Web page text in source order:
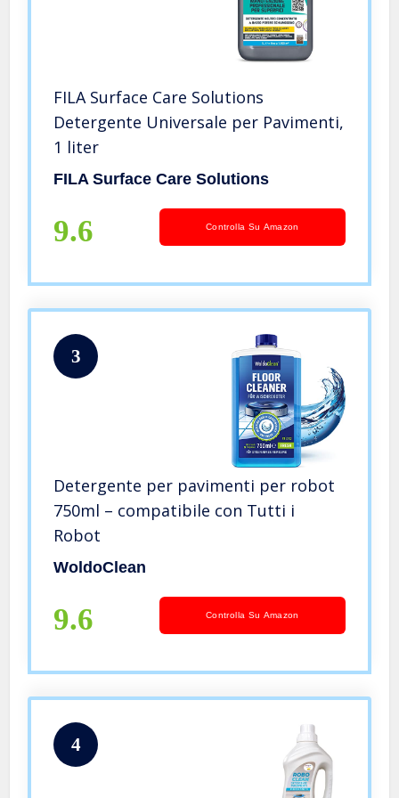
FILA Surface Care Solutions
Detergente Universale per Pavimenti,
1 liter
FILA Surface Care Solutions
9.6 Controlla Su Amazon
3
Detergente per pavimenti per robot
750ml – compatibile con Tutti i
Robot
WoldoClean
9.6 Controlla Su Amazon
4